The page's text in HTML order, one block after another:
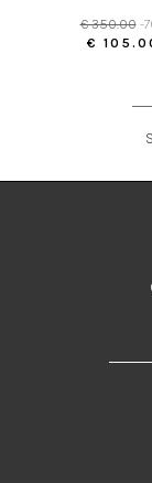
€ 350.00 -
€